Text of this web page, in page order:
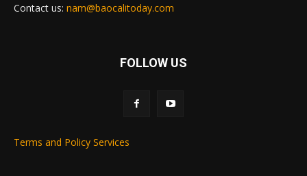
Contact us: nam@baocalitoday.com
FOLLOW US
Terms and Policy Services